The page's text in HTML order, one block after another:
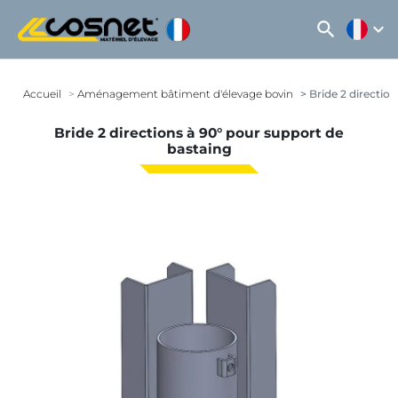
search expand_more
Accueil Aménagement bâtiment d'élevage bovin Bride 2
Bride 2 directions à 90° pour support de
bastaing